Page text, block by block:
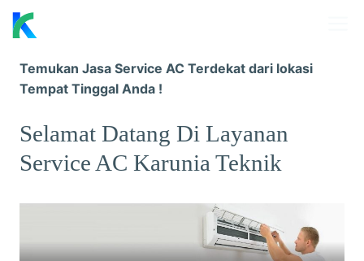
Skip
Temukan Jasa Service AC Terdekat dari lokasi
Tempat Tinggal Anda !
Selamat Datang Di Layanan
Service AC Karunia Teknik